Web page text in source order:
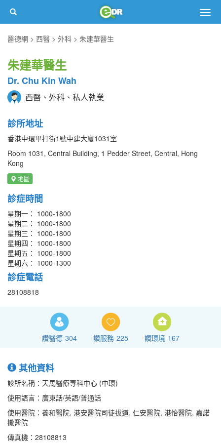
醫德網
西醫 外科 朱建華醫生
朱建華醫生
Dr. Chu Kin Wah
西醫、外科、私人執業
診所地址
香港中環畢打街1號中建大廈1031室
Room 1031, Central Building, 1 Pedder Street, Central, Hong
Kong
地圖
診症時間
星期一： 1000-1800
星期二： 1000-1800
星期三： 1000-1800
星期四： 1000-1800
星期五： 1000-1800
星期六： 1000-1300
診症電話
28108818
讚醫德 304 讚服務 225 讚環境 167
其他資料
診所名稱：天馬醫療專科中心 (中環)
使用語言：廣東話/英語/普通話
使用醫院：養和醫院, 港安醫院司徒拔道, 仁安醫院, 港怡醫院, 嘉諾
撒醫院
傳真機：28108813